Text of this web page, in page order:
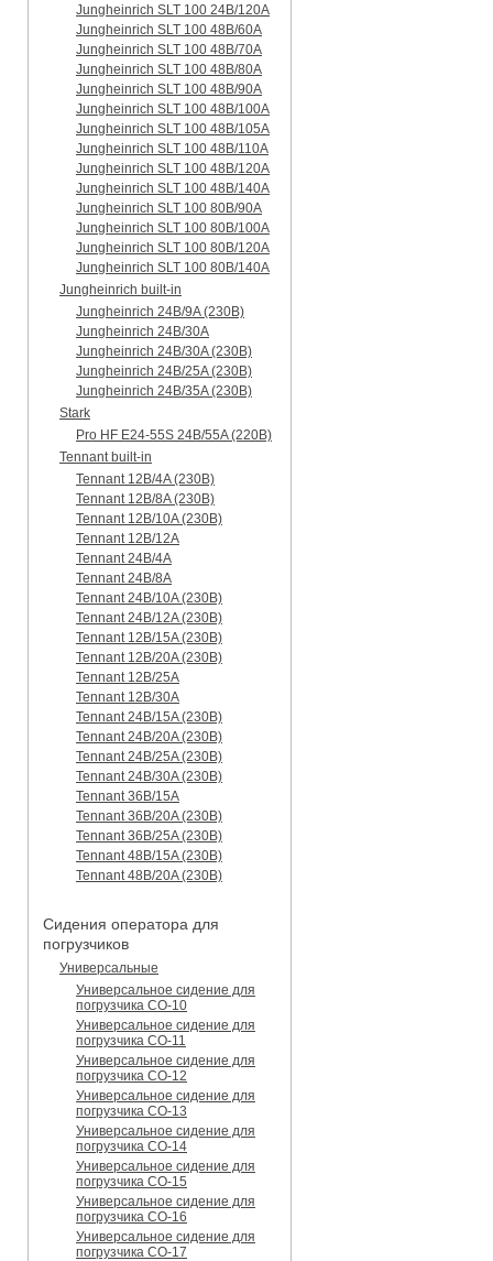
Jungheinrich SLT 100 24B/120A
Jungheinrich SLT 100 48B/60A
Jungheinrich SLT 100 48B/70A
Jungheinrich SLT 100 48B/80A
Jungheinrich SLT 100 48B/90A
Jungheinrich SLT 100 48B/100A
Jungheinrich SLT 100 48B/105A
Jungheinrich SLT 100 48B/110A
Jungheinrich SLT 100 48B/120A
Jungheinrich SLT 100 48B/140A
Jungheinrich SLT 100 80B/90A
Jungheinrich SLT 100 80B/100A
Jungheinrich SLT 100 80B/120A
Jungheinrich SLT 100 80B/140A
Jungheinrich built-in
Jungheinrich 24B/9A (230B)
Jungheinrich 24B/30A
Jungheinrich 24B/30A (230B)
Jungheinrich 24B/25A (230B)
Jungheinrich 24B/35A (230B)
Stark
Pro HF E24-55S 24B/55A (220B)
Tennant built-in
Tennant 12B/4A (230B)
Tennant 12B/8A (230B)
Tennant 12B/10A (230B)
Tennant 12B/12A
Tennant 24B/4A
Tennant 24B/8A
Tennant 24B/10A (230B)
Tennant 24B/12A (230B)
Tennant 12B/15A (230B)
Tennant 12B/20A (230B)
Tennant 12B/25A
Tennant 12B/30A
Tennant 24B/15A (230B)
Tennant 24B/20A (230B)
Tennant 24B/25A (230B)
Tennant 24B/30A (230B)
Tennant 36B/15A
Tennant 36B/20A (230B)
Tennant 36B/25A (230B)
Tennant 48B/15A (230B)
Tennant 48B/20A (230B)
Сидения оператора для
погрузчиков
Универсальные
Универсальное сидение для
погрузчика CO-10
Универсальное сидение для
погрузчика CO-11
Универсальное сидение для
погрузчика CO-12
Универсальное сидение для
погрузчика CO-13
Универсальное сидение для
погрузчика CO-14
Универсальное сидение для
погрузчика CO-15
Универсальное сидение для
погрузчика CO-16
Универсальное сидение для
погрузчика CO-17